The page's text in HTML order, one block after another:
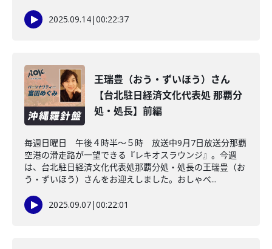
2025.09.14|00:22:37
王瑞豊（おう・ずいほう）さん
【台北駐日経済文化代表処 那覇分
処・処長】前編
毎週日曜日 午後４時半～５時 放送中9月7日放送分那覇
空港の滑走路が一望できる『レキオスラウンジ』。今週
は、台北駐日経済文化代表処那覇分処・処長の王瑞豊（お
う・ずいほう）さんをお迎えしました。おしゃべ...
2025.09.07|00:22:01